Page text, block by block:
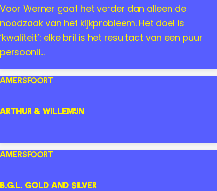
s
&
W
a
c
e
W
e
r
n
e
r
O
i
k
Voor Werner gaat het verder dan alleen de
noodzaak van het kijkprobleem. Het doel is
‘kwaliteit’: elke bril is het resultaat van een puur
persoonli...
Arthur & Willemijn
A
r
h
Amersfoort
B.G.L. Gold and Silver
Amersfoort